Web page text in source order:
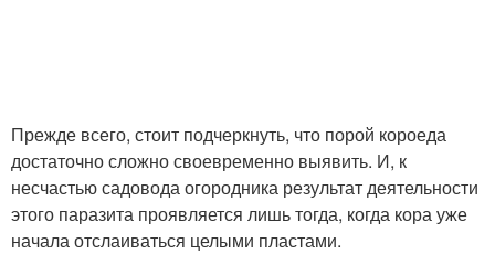
Прежде всего, стоит подчеркнуть, что порой короеда
достаточно сложно своевременно выявить. И, к
несчастью садовода огородника результат деятельности
этого паразита проявляется лишь тогда, когда кора уже
начала отслаиваться целыми пластами.